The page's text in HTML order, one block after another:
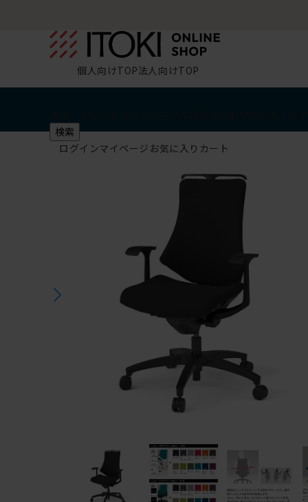
個人向けTOP法人向けTOP
検索
ログインマイページ お気に入り カート